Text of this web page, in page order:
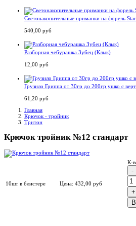
Светонакопительные приманки на форель
540,00 руб
Разборная чебурашка Зубец (Клык)
12,00 руб
Грузило Гриппа от 30гр до 200гр ушко с
61,20 руб
Главная
Крючок - тройник
Тритон
Крючок тройник №12 стандарт
10шт в блистере Цена: 432,00 руб
К-